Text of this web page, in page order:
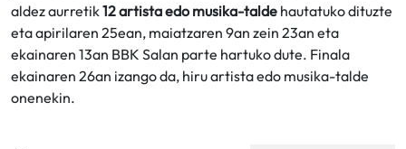
aldez aurretik12 artista edo musika-talde hautatuko dituzte
eta apirilaren 25ean, maiatzaren 9an zein 23an eta
ekainaren 13an BBK Salan parte hartuko dute. Finala
ekainaren 26an izango da, hiru artista edo musika-talde
onenekin.